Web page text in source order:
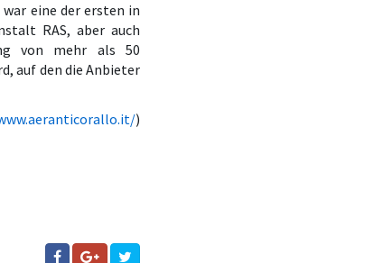
eine der ersten in
RAS, aber auch
von mehr als 50
auf den die Anbieter
)